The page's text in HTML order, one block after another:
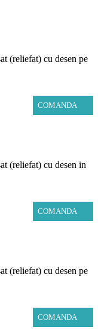
(reliefat) cu desen pe
COMANDA
(reliefat) cu desen in
COMANDA
(reliefat) cu desen pe
COMANDA